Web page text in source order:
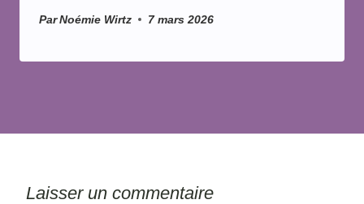
Par Noémie Wirtz 7 mars 2026
Laisser un commentaire